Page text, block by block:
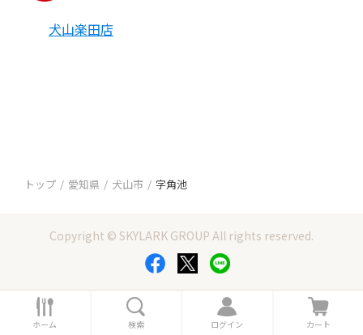
犬山楽田店
トップ 愛知県 犬山市 字角池
Copyright © SKYLARK GROUP All rights reserved.
ホ
ー
ホーム 索
検索
ロ
グ
ログイン
カ
ー
カート